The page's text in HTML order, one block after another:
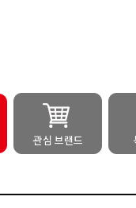
관심 브랜드